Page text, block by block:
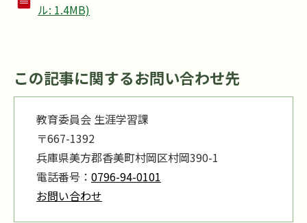
ル: 1.4MB)
この記事に関するお問い合わせ先
教育委員会 生涯学習課
〒667-1392
兵庫県美方郡香美町村岡区村岡390-1
電話番号： 0796-94-0101
お問い合わせ